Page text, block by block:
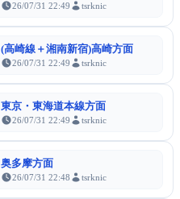
26/07/31 22:49 tsrknic
(高崎線＋湘南新宿)高崎方面
26/07/31 22:49 tsrknic
東京・東海道本線方面
26/07/31 22:49 tsrknic
奥多摩方面
26/07/31 22:48 tsrknic